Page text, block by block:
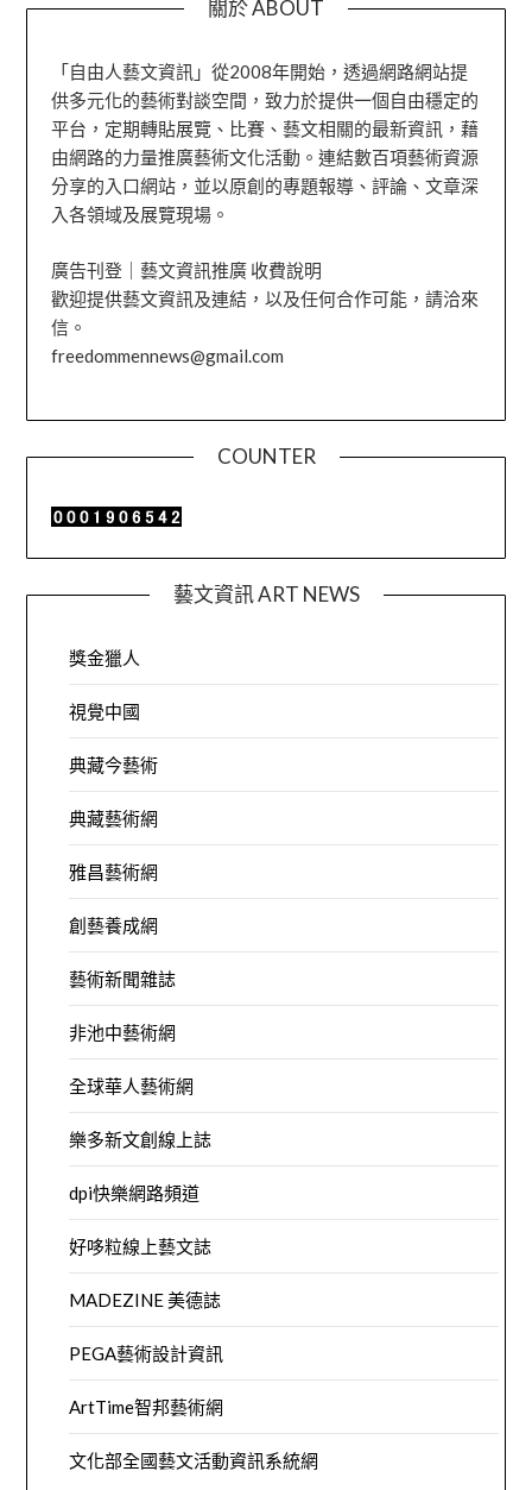
關於 ABOUT
「自由人藝文資訊」從2008年開始，透過網路網站提
供多元化的藝術對談空間，致力於提供一個自由穩定的
平台，定期轉貼展覽、比賽、藝文相關的最新資訊，藉
由網路的力量推廣藝術文化活動。連結數百項藝術資源
分享的入口網站，並以原創的專題報導、評論、文章深
入各領域及展覽現場。
廣告刊登｜藝文資訊推廣 收費說明
歡迎提供藝文資訊及連結，以及任何合作可能，請洽來
信。
freedommennews@gmail.com
COUNTER
藝文資訊 ART NEWS
獎金獵人
視覺中國
典藏今藝術
典藏藝術網
雅昌藝術網
創藝養成網
藝術新聞雜誌
非池中藝術網
全球華人藝術網
樂多新文創線上誌
dpi快樂網路頻道
好哆粒線上藝文誌
MADEZINE 美德誌
PEGA藝術設計資訊
ArtTime智邦藝術網
文化部全國藝文活動資訊系統網